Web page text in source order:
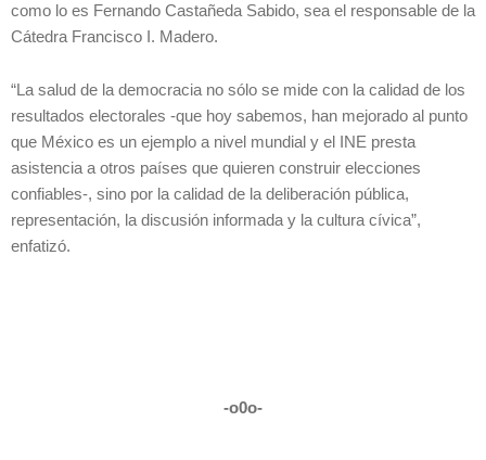
como lo es Fernando Castañeda Sabido, sea el responsable de la
Cátedra Francisco I. Madero.
“La salud de la democracia no sólo se mide con la calidad de los
resultados electorales -que hoy sabemos, han mejorado al punto
que México es un ejemplo a nivel mundial y el INE presta
asistencia a otros países que quieren construir elecciones
confiables-, sino por la calidad de la deliberación pública,
representación, la discusión informada y la cultura cívica”,
enfatizó.
-o0o-